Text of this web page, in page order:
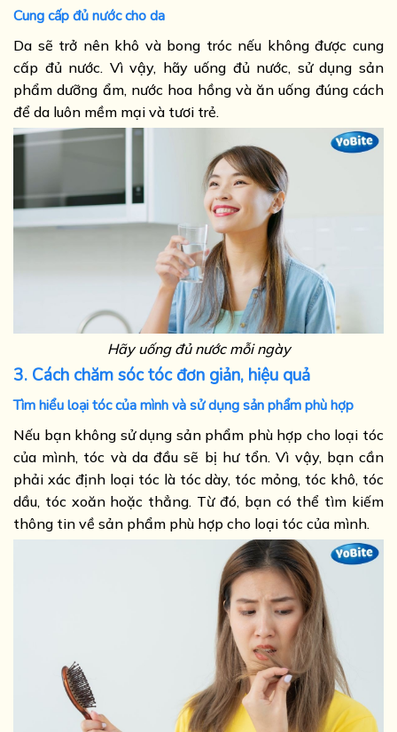
Cung cấp đủ nước cho da
Da sẽ trở nên khô và bong tróc nếu không được cung
cấp đủ nước. Vì vậy, hãy uống đủ nước, sử dụng sản
phẩm dưỡng ẩm, nước hoa hồng và ăn uống đúng cách
để da luôn mềm mại và tươi trẻ.
Hãy uống đủ nước mỗi ngày
3. Cách chăm sóc tóc đơn giản, hiệu quả
Tìm hiểu loại tóc của mình và sử dụng sản phẩm phù hợp
Nếu bạn không sử dụng sản phẩm phù hợp cho loại tóc
của mình, tóc và da đầu sẽ bị hư tổn. Vì vậy, bạn cần
phải xác định loại tóc là tóc dày, tóc mỏng, tóc khô, tóc
dầu, tóc xoăn hoặc thẳng. Từ đó, bạn có thể tìm kiếm
thông tin về sản phẩm phù hợp cho loại tóc của mình.